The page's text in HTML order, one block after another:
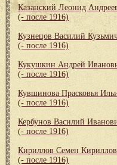
Казанский Леонид
(- после 1916)
Кузнецов Василий
(- после 1916)
Кукушкин Андрей
(- после 1916)
Кувшинова Прасковья
(- после 1916)
Кербунов Василий
(- после 1916)
Кириллов Семен
(- после 1916)